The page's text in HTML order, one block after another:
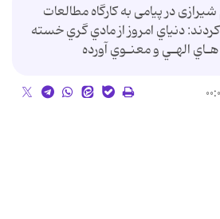
در پیامی به کارگاه مطالعات
دنياي امروز از مادي گري خسته
الهـي و معنـوي آورده